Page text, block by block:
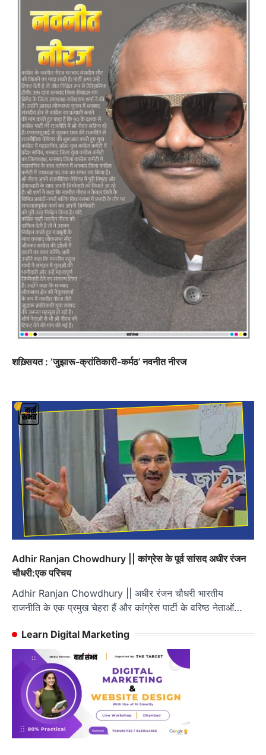
शख़्सियत : ‘जुझारू-क्रांतिकारी-कर्मठ’ नवनीत नीरज
Adhir Ranjan Chowdhury || कांग्रेस के पूर्व सांसद अधीर रंजन
चौधरी:एक परिचय
Adhir Ranjan Chowdhury || अधीर रंजन चौधरी भारतीय
राजनीति के एक प्रमुख चेहरा हैं और कांग्रेस पार्टी के वरिष्ठ नेताओं…
Learn Digital Marketing